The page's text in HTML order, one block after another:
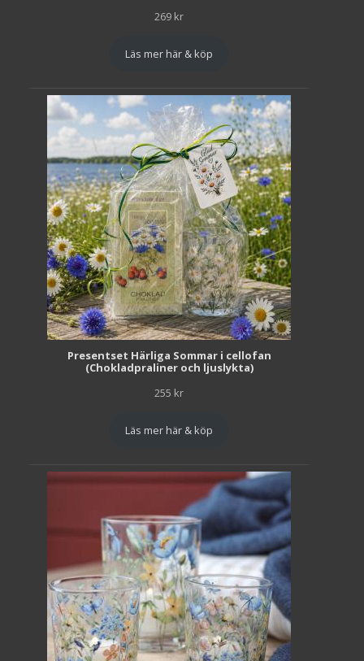
269 kr
Läs mer här & köp
Presentset Härliga Sommar i cellofan
(Chokladpraliner och ljuslykta)
255 kr
Läs mer här & köp